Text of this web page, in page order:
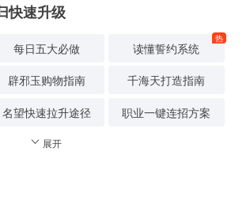
快速升级
每日五大必做 读懂誓约系统
热
辟邪玉购物指南 千海天打造指南
名望快速拉升途径 职业一键连招方案
展开